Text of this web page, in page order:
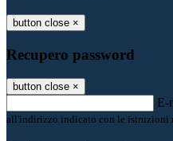
button close ×
Recupero password
button close ×
E-
all'indirizzo indicato con le istruzioni